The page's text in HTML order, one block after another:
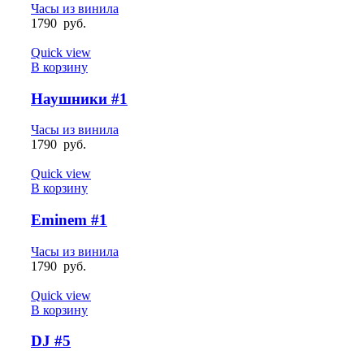
Часы из винила
1790 руб.
Quick view
В корзину
Наушники #1
Часы из винила
1790 руб.
Quick view
В корзину
Eminem #1
Часы из винила
1790 руб.
Quick view
В корзину
DJ #5